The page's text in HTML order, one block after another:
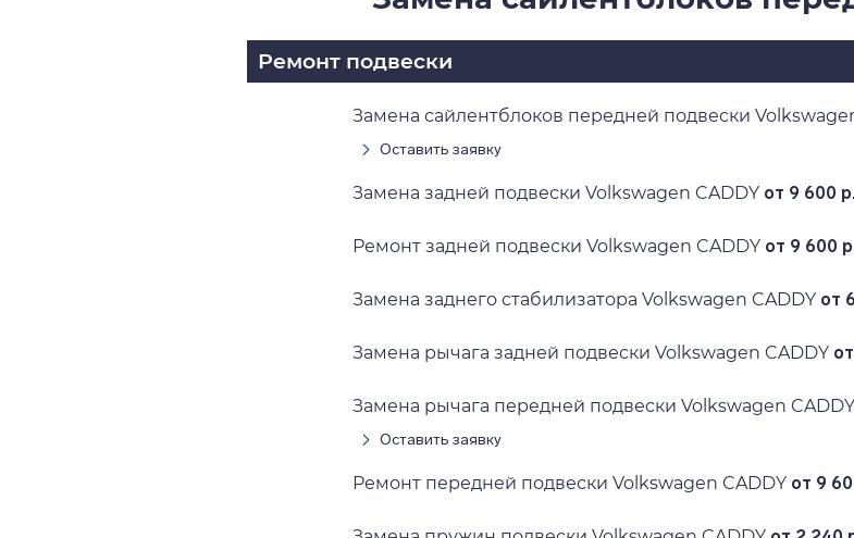
Ремонт подвески
Замена сайлентблоков передней подвески
Оставить заявку
Замена задней подвески Volkswagen CADDY от 9 600
Ремонт задней подвески Volkswagen CADDY от 9 600
Замена заднего стабилизатора Volkswagen CADDY от
Замена рычага задней подвески Volkswagen CADDY
Замена рычага передней подвески Volkswagen CADDY
Оставить заявку
Ремонт передней подвески Volkswagen CADDY от 9